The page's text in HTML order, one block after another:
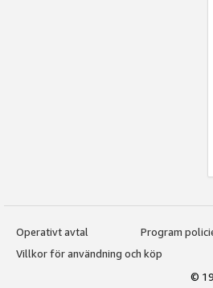
Operativt avtal
Program
Villkor för användning och köp
©